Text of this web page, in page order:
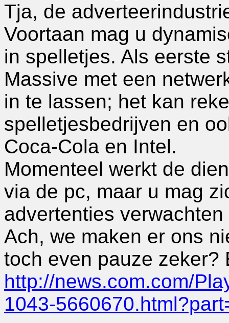
Tja, de
Voortaan mag u
in spelletjes. Als eerste
Massive met een
in te lassen; het kan
spelletjesbedrijven en
Coca-Cola en Intel.
Momenteel werkt de
via de pc, maar u mag
advertenties
Ach, we maken er ons
toch even pauze zeker?
http://news.com.com/
1043-